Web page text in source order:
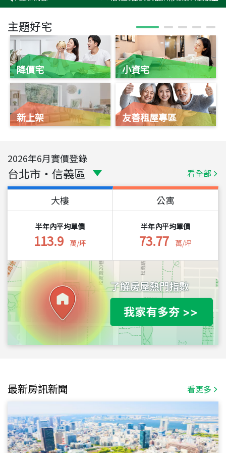
主題好宅
降價宅
新上架
小資宅
友善租屋專區
2026年6月實價登錄
台北市 ・ 信義區 看全部
大樓
半年內平均單價
113.9 萬/坪
公寓
半年內平均單價
73.77 萬/坪
最新房訊新聞 看更多